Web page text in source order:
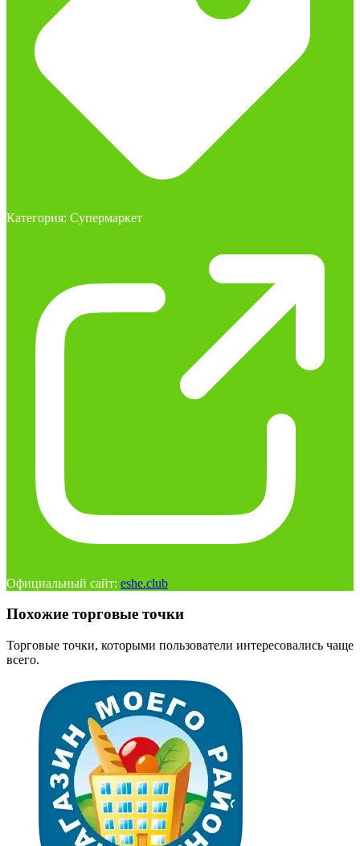
Категория: Супермаркет
Официальный сайт: eshe.club
Похожие торговые точки
Торговые точки, которыми пользователи интересовались чаще
всего.